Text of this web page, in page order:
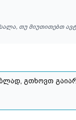
თუ მიუთითებთ